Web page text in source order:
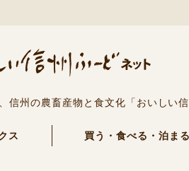
州の農畜産物と食文化「おいしい信
ス 買う・食べる・泊まる